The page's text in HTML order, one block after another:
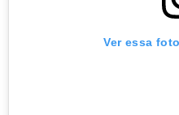
Ver essa